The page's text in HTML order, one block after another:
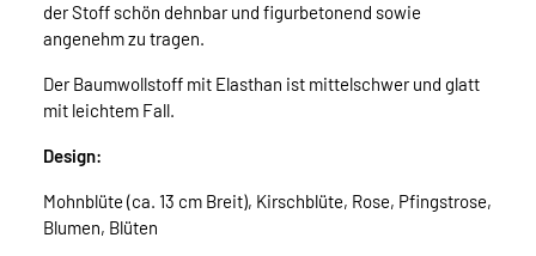
der Stoff schön dehnbar und figurbetonend sowie
angenehm zu tragen.
Der Baumwollstoff mit Elasthan ist mittelschwer und glatt
mit leichtem Fall.
Design:
Mohnblüte (ca. 13 cm Breit), Kirschblüte, Rose, Pfingstrose,
Blumen, Blüten